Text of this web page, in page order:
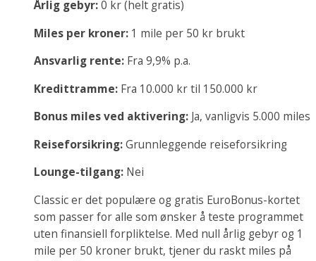
Årlig gebyr:0 kr (helt gratis)
Miles per kroner: 1 mile per 50 kr brukt
Ansvarlig rente: Fra 9,9% p.a.
Kredittramme: Fra 10.000 kr til 150.000 kr
Bonus miles ved aktivering: Ja, vanligvis 5.000 miles
Reiseforsikring:Grunnleggende reiseforsikring
Lounge-tilgang: Nei
Classic er det populære og gratis EuroBonus-kortet
som passer for alle som ønsker å teste programmet
uten finansiell forpliktelse. Med null årlig gebyr og 1
mile per 50 kroner brukt, tjener du raskt miles på